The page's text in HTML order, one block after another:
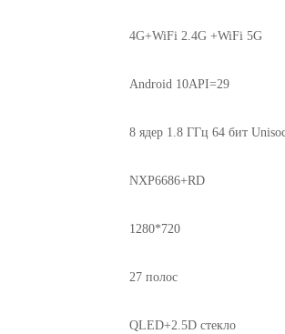
4G+WiFi 2.4G +WiFi 5G
Android 10API=29
8 ядер 1.8 ГГц 64 бит
NXP6686+RD
1280*720
27 полос
QLED+2.5D стекло